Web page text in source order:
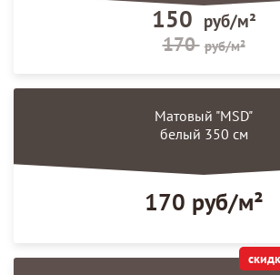
150 руб/м²
170 руб/м²
Матовый "MSD"
белый 350 см
170 руб/м²